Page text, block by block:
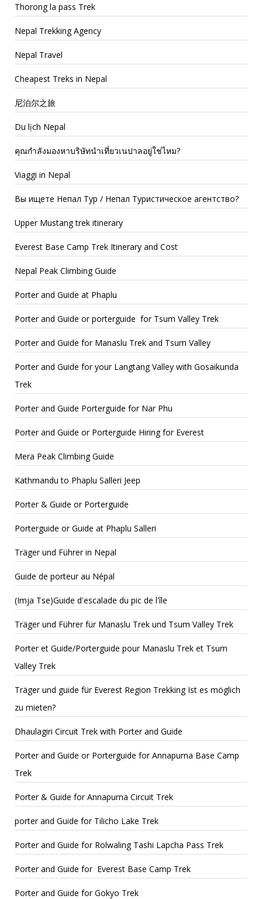
Thorong la pass Trek
Nepal Trekking Agency
Nepal Travel
Cheapest Treks in Nepal
尼泊尔之旅
Du lịch Nepal
คุณกำลังมองหาบริษัทนำเที่ยวเนปาลอยู่ใช่ไหม?
Viaggi in Nepal
Вы ищете Непал Тур / Непал Туристическое агентство?
Upper Mustang trek itinerary
Everest Base Camp Trek Itinerary and Cost
Nepal Peak Climbing Guide
Porter and Guide at Phaplu
Porter and Guide or porterguide for Tsum Valley Trek
Porter and Guide for Manaslu Trek and Tsum Valley
Porter and Guide for your Langtang Valley with Gosaikunda
Trek
Porter and Guide Porterguide for Nar Phu
Porter and Guide or Porterguide Hiring for Everest
Mera Peak Climbing Guide
Kathmandu to Phaplu Salleri Jeep
Porter & Guide or Porterguide
Porterguide or Guide at Phaplu Salleri
Träger und Führer in Nepal
Guide de porteur au Népal
(Imja Tse)Guide d'escalade du pic de l'île
Träger und Führer für Manaslu Trek und Tsum Valley Trek
Porter et Guide/Porterguide pour Manaslu Trek et Tsum
Valley Trek
Träger und guide für Everest Region Trekking Ist es möglich
zu mieten?
Dhaulagiri Circuit Trek with Porter and Guide
Porter and Guide or Porterguide for Annapurna Base Camp
Trek
Porter & Guide for Annapurna Circuit Trek
porter and Guide for Tilicho Lake Trek
Porter and Guide for Rolwaling Tashi Lapcha Pass Trek
Porter and Guide for Everest Base Camp Trek
Porter and Guide for Gokyo Trek